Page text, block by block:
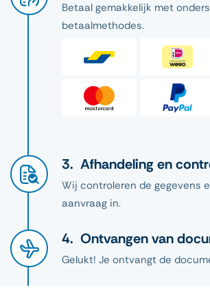
Betaal gemakkelijk met
betaalmethodes.
Afhandeling en
Wij controleren de gegevens
aanvraag in.
Ontvangen van
Gelukt! Je ontvangt de